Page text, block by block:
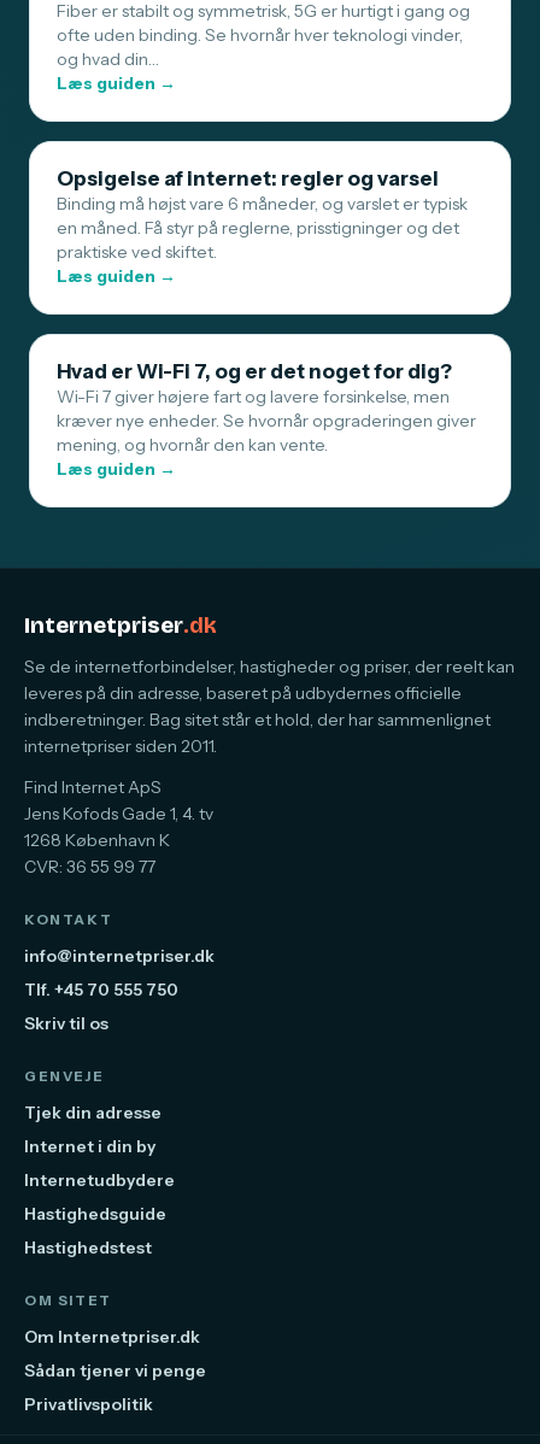
Fiber er stabilt og symmetrisk, 5G er hurtigt i gang og
ofte uden binding. Se hvornår hver teknologi vinder,
og hvad din…
Læs guiden →
Opsigelse af internet: regler og varsel
Binding må højst vare 6 måneder, og varslet er typisk
en måned. Få styr på reglerne, prisstigninger og det
praktiske ved skiftet.
Læs guiden →
Hvad er Wi-Fi 7, og er det noget for dig?
Wi-Fi 7 giver højere fart og lavere forsinkelse, men
kræver nye enheder. Se hvornår opgraderingen giver
mening, og hvornår den kan vente.
Læs guiden →
Internetpriser.dk
Se de internetforbindelser, hastigheder og priser, der reelt kan
leveres på din adresse, baseret på udbydernes officielle
indberetninger. Bag sitet står et hold, der har sammenlignet
internetpriser siden 2011.
Find Internet ApS
Jens Kofods Gade 1, 4. tv
1268 København K
CVR: 36 55 99 77
KONTAKT
info@internetpriser.dk
Tlf. +45 70 555 750
Skriv til os
GENVEJE
Tjek din adresse
Internet i din by
Internetudbydere
Hastighedsguide
Hastighedstest
OM SITET
Om Internetpriser.dk
Sådan tjener vi penge
Privatlivspolitik